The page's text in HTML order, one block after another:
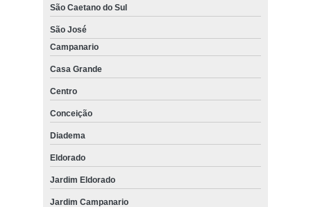
São Caetano do Sul
São José
Campanario
Casa Grande
Centro
Conceição
Diadema
Eldorado
Jardim Eldorado
Jardim Campanario